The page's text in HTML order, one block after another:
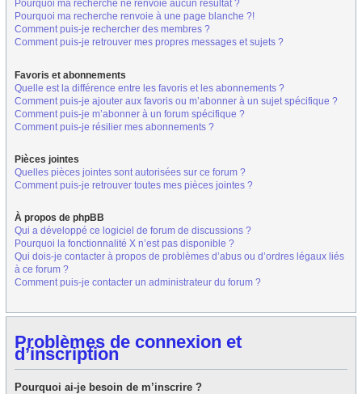
Pourquoi ma recherche ne renvoie aucun résultat ?
Pourquoi ma recherche renvoie à une page blanche ?!
Comment puis-je rechercher des membres ?
Comment puis-je retrouver mes propres messages et sujets ?
Favoris et abonnements
Quelle est la différence entre les favoris et les abonnements ?
Comment puis-je ajouter aux favoris ou m’abonner à un sujet spécifique ?
Comment puis-je m’abonner à un forum spécifique ?
Comment puis-je résilier mes abonnements ?
Pièces jointes
Quelles pièces jointes sont autorisées sur ce forum ?
Comment puis-je retrouver toutes mes pièces jointes ?
À propos de phpBB
Qui a développé ce logiciel de forum de discussions ?
Pourquoi la fonctionnalité X n’est pas disponible ?
Qui dois-je contacter à propos de problèmes d’abus ou d’ordres légaux liés
à ce forum ?
Comment puis-je contacter un administrateur du forum ?
Problèmes de connexion et
d’inscription
Pourquoi ai-je besoin de m’inscrire ?